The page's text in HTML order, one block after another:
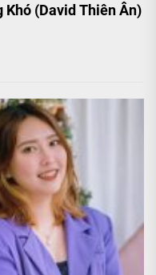
(David Thiên Ân)